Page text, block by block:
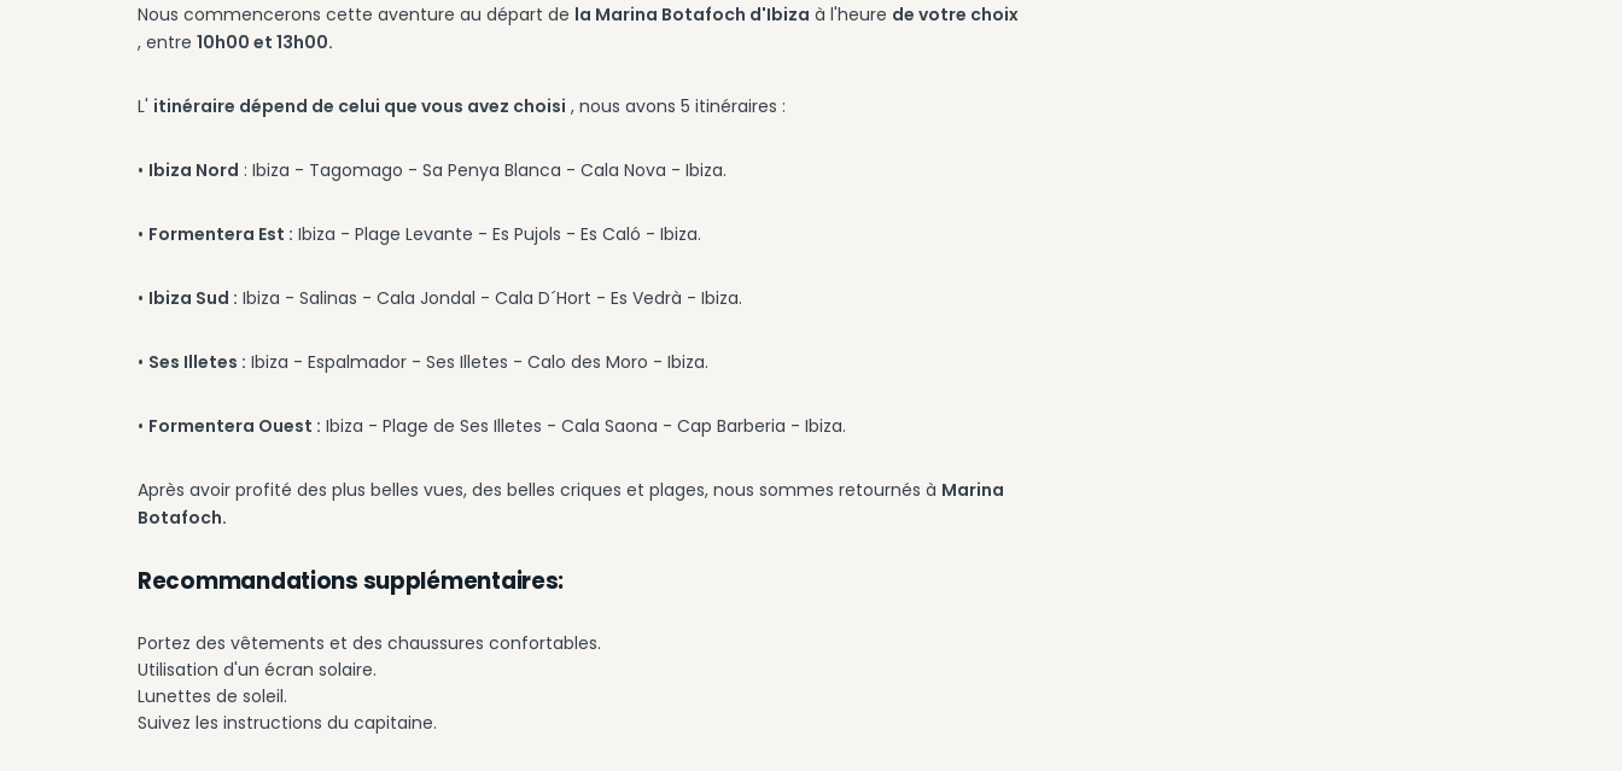
Nous commencerons cette aventure au départ de la Marina Botafoch d'Ibiza à l'heure de votre choix
, entre 10h00 et 13h00.
L' itinéraire dépend de celui que vous avez choisi , nous avons 5 itinéraires :
• Ibiza Nord : Ibiza - Tagomago - Sa Penya Blanca - Cala Nova - Ibiza.
• Formentera Est : Ibiza - Plage Levante - Es Pujols - Es Caló - Ibiza.
• Ibiza Sud : Ibiza - Salinas - Cala Jondal - Cala D´Hort - Es Vedrà - Ibiza.
• Ses Illetes : Ibiza - Espalmador - Ses Illetes - Calo des Moro - Ibiza.
• Formentera Ouest : Ibiza - Plage de Ses Illetes - Cala Saona - Cap Barberia - Ibiza.
Après avoir profité des plus belles vues, des belles criques et plages, nous sommes retournés à Marina
Botafoch.
Recommandations supplémentaires:
Portez des vêtements et des chaussures confortables.
Utilisation d'un écran solaire.
Lunettes de soleil.
Suivez les instructions du capitaine.